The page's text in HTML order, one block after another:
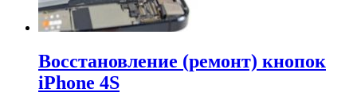
Восстановление (ремонт) кнопок
iPhone 4S